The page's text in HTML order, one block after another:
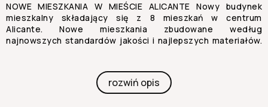
NOWE MIESZKANIA W MIEŚCIE ALICANTE Nowy budynek
mieszkalny składający się z 8 mieszkań w centrum
Alicante. Nowe mieszkania zbudowane według
najnowszych standardów jakości i najlepszych materiałów.
nowozabudowy w Alicante. To świetna, solidna okazja
inwestycyjna, a także idealne miejsce, by cieszyć się
komfortem i luksusem życia w dynamicznym środowisku
rozwiń opis